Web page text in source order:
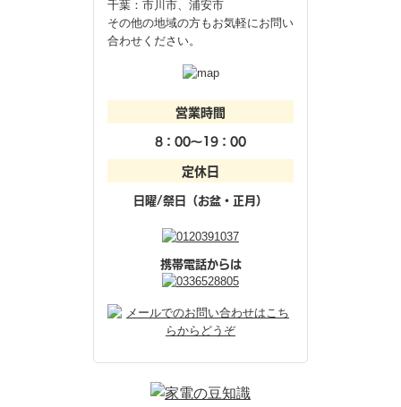
千葉：市川市、浦安市
その他の地域の方もお気軽にお問い
合わせください。
営業時間
8：00～19：00
定休日
日曜/祭日（お盆・正月）
携帯電話からは